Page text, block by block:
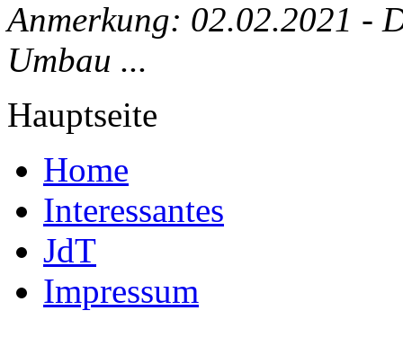
Anmerkung: 02.02.2021 -
Umbau ...
Hauptseite
Home
Interessantes
JdT
Impressum